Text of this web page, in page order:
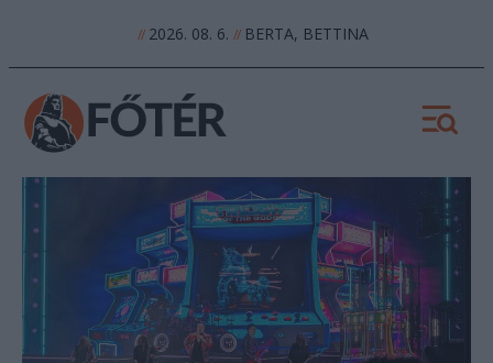
//2026. 08. 6. //BERTA, BETTINA